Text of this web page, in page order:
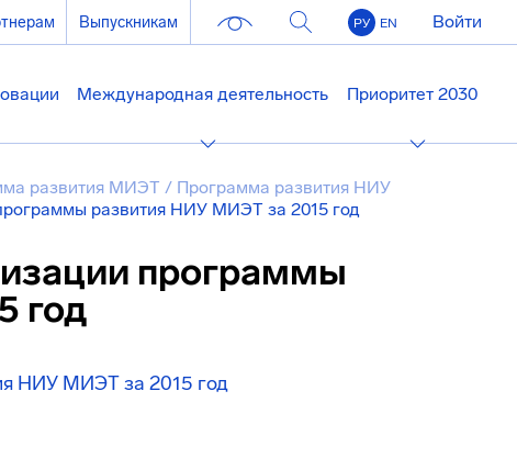
Выпускникам РУ EN Войти
Международная деятельность Приоритет 2030
развития МИЭТ / Программа развития НИУ
развития НИУ МИЭТ за 2015 год
программы
год
НИУ МИЭТ за 2015 год